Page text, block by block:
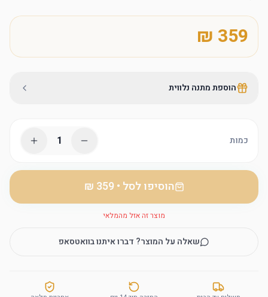
הוספת מתנה נלווית
כמות 1
הוסיפו לסל •
‏359 ₪
מוצר זה אזל מהמלאי
שאלה על המוצר? דברו איתנו בוואטסאפ